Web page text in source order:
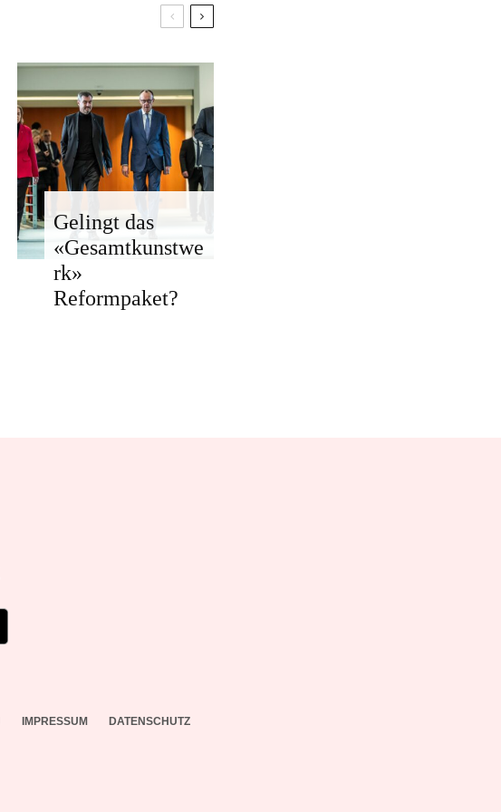
Gelingt das
«Gesamtkunstwe
rk»
Reformpaket?
IMPRESSUM DATENSCHUTZ